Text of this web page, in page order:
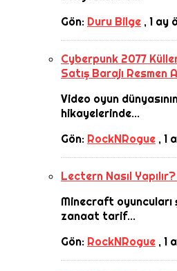
Gön: Duru Bilge ,1 ay
Cyberpunk 2077
Satış Barajı Resmen
Video oyun
hikayelerinde...
Gön: RockNRogue ,1
Lectern Nasıl
Minecraft oyuncuları
zanaat tarif...
Gön: RockNRogue ,1